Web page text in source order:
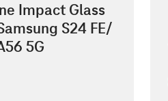
Impact Glass
S24 FE/
5G